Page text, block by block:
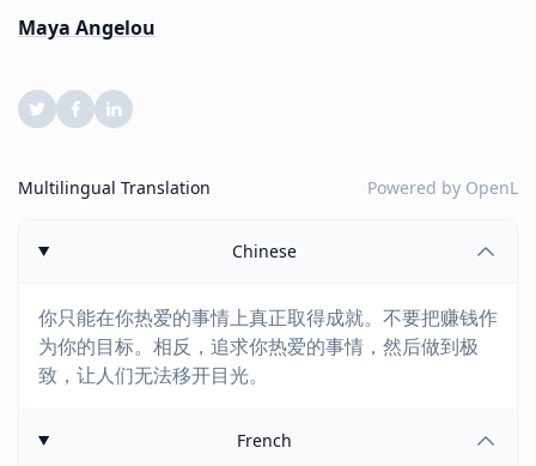
Maya Angelou
Multilingual Translation Powered by OpenL
Chinese
你只能在你热爱的事情上真正取得成就。不要把赚钱作
为你的目标。相反，追求你热爱的事情，然后做到极
致，让人们无法移开目光。
French